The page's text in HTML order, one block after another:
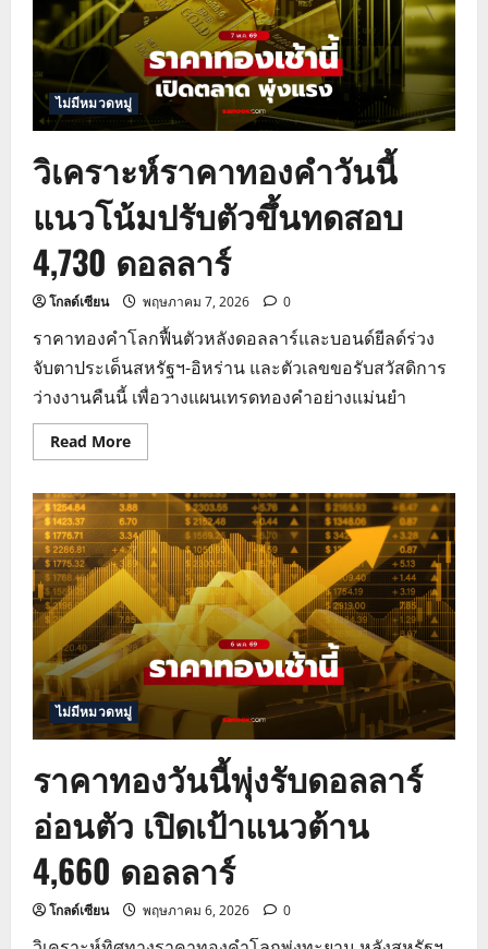
ขึ้น
ทดสอบ
แนว
ต้าน
4,770
ดอลลาร์
ไม่มีหมวดหมู่
วิเคราะห์ราคาทองคำวันนี้
แนวโน้มปรับตัวขึ้นทดสอบ
4,730 ดอลลาร์
โกลด์เซียน พฤษภาคม 7, 2026 0
ราคาทองคำโลกฟื้นตัวหลังดอลลาร์และบอนด์ยีลด์ร่วง
จับตาประเด็นสหรัฐฯ-อิหร่าน และตัวเลขขอรับสวัสดิการ
ว่างงานคืนนี้ เพื่อวางแผนเทรดทองคำอย่างแม่นยำ
Read MoreRead
more
ราคา
ทองคำ
วัน
นี้
แนว
โน้ม
ปรับ
ตัว
ขึ้น
ทดสอบ
4,730
ดอลลาร์
ไม่มีหมวดหมู่
ราคาทองวันนี้พุ่งรับดอลลาร์
อ่อนตัว เปิดเป้าแนวต้าน
4,660 ดอลลาร์
โกลด์เซียน พฤษภาคม 6, 2026 0